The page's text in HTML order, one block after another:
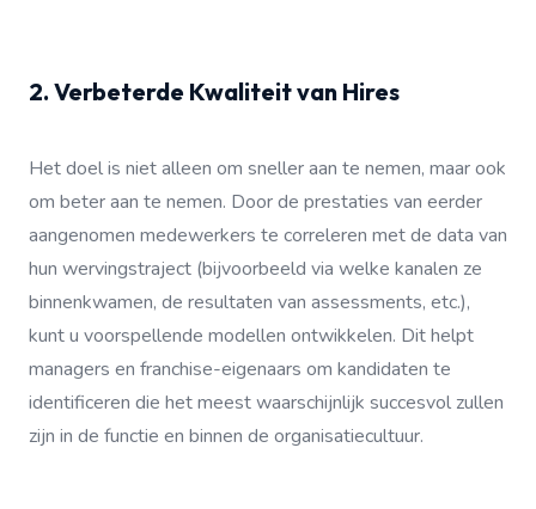
2. Verbeterde Kwaliteit van Hires
Het doel is niet alleen om sneller aan te nemen, maar ook
om beter aan te nemen. Door de prestaties van eerder
aangenomen medewerkers te correleren met de data van
hun wervingstraject (bijvoorbeeld via welke kanalen ze
binnenkwamen, de resultaten van assessments, etc.),
kunt u voorspellende modellen ontwikkelen. Dit helpt
managers en franchise-eigenaars om kandidaten te
identificeren die het meest waarschijnlijk succesvol zullen
zijn in de functie en binnen de organisatiecultuur.